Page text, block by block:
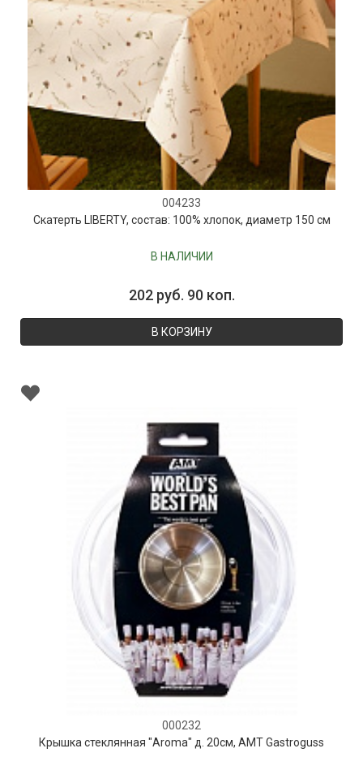
004233
Скатерть LIBERTY, состав: 100% хлопок, диаметр 150 см
В НАЛИЧИИ
202 руб. 90 коп.
В КОРЗИНУ
000232
Крышка стеклянная "Aroma" д. 20см, AMT Gastroguss